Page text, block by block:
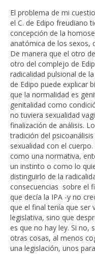
El problema de mi
el C. de Edipo freudiano
concepción de la
anatómica de los sexos,
De manera que el otro
otro del complejo de
radicalidad pulsional de
de Edipo puede explicar
que la normalidad es
genitalidad como
no tuviera sexualidad
finalización de análisis.
tradición del
sexualidad con el
como una normativa,
un instinto o como lo
distinguirlo de la
consecuencias sobre el
que decía la IPA -y no
que el final tenía que ser
legislativa, sino que
es que no hay ley. Si no,
otras cosas, al menos
una legislación, unos